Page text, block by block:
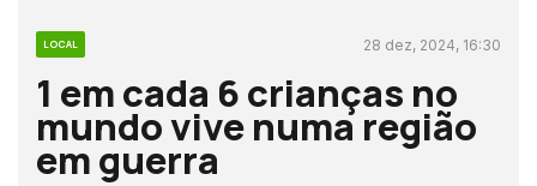
LOCAL 28 dez, 2024, 16:30
1 em cada 6 crianças no
mundo vive numa região
em guerra